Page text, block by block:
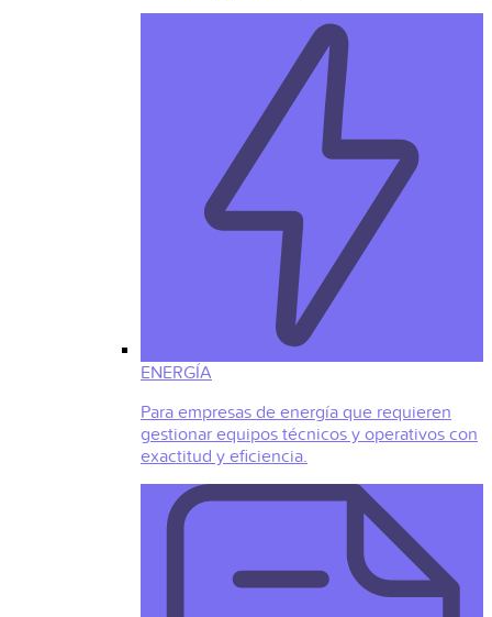
ENERGÍA
Para empresas de energía que requieren
gestionar equipos técnicos y operativos con
exactitud y eficiencia.